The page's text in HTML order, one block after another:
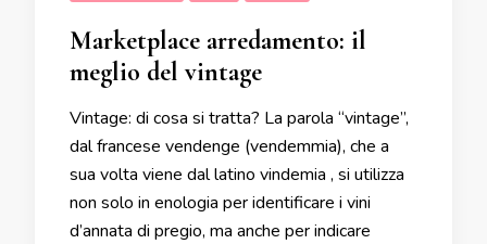
Marketplace arredamento: il
meglio del vintage
Vintage: di cosa si tratta? La parola “vintage”,
dal francese vendenge (vendemmia), che a
sua volta viene dal latino vindemia , si utilizza
non solo in enologia per identificare i vini
d’annata di pregio, ma anche per indicare